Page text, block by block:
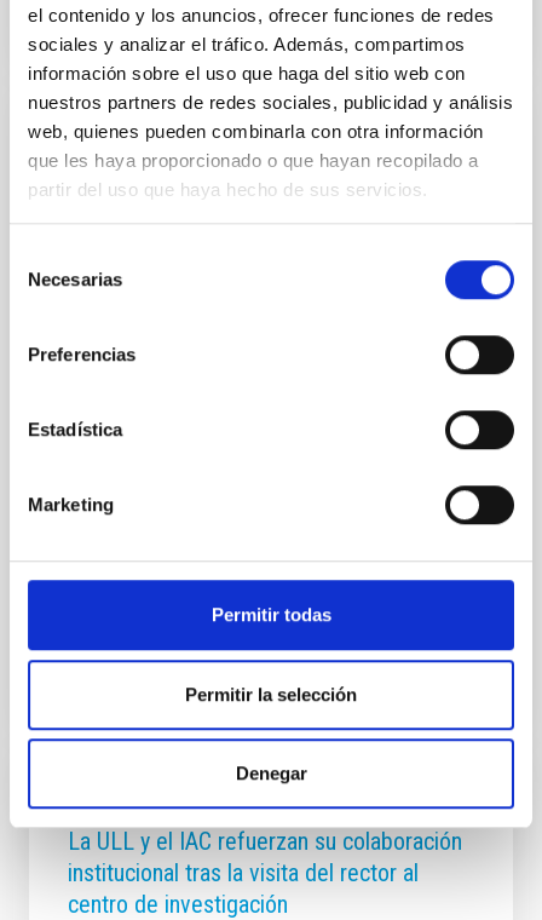
el contenido y los anuncios, ofrecer funciones de redes
sociales y analizar el tráfico. Además, compartimos
información sobre el uso que haga del sitio web con
nuestros partners de redes sociales, publicidad y análisis
web, quienes pueden combinarla con otra información
que les haya proporcionado o que hayan recopilado a
partir del uso que haya hecho de sus servicios.
Necesarias
Preferencias
Estadística
Marketing
Permitir todas
Permitir la selección
Denegar
NOTA DE PRENSA
El IAC reúne a su Comisión Asesora de
El Instituto de Astrofísica de Canarias (IAC) celebra
Comisión Asesora de Investigación (CAI), el órgano
consultivo encargado de analizar la actividad
formular recomendaciones para su desarrollo futuro.
Durante estas dos jornadas, la dirección del IAC
institución en investigación, desarrollo tecnológico,
de formación, comunicación y divulgación
Fecha de publicación 03/06/2026 - 16:52:52
La ULL y el IAC refuerzan su colaboración
institucional tras la visita del rector al
centro de investigación